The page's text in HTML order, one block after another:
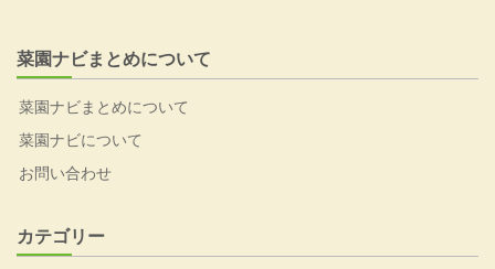
菜園ナビまとめについて
菜園ナビまとめについて
菜園ナビについて
お問い合わせ
カテゴリー